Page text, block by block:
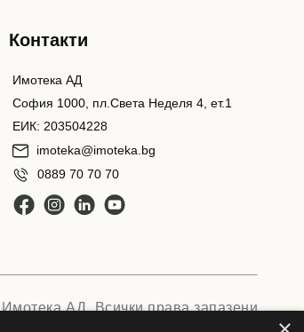
Контакти
Имотека АД
София 1000, пл.Света Неделя 4, ет.1
ЕИК: 203504228
imoteka@imoteka.bg
0889 70 70 70
Имотека АД. Всички права запазени